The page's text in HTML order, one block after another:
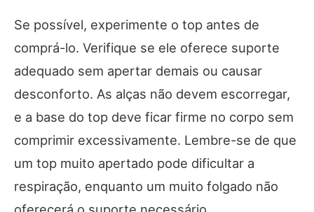
Se possível, experimente o top antes de
comprá-lo. Verifique se ele oferece suporte
adequado sem apertar demais ou causar
desconforto. As alças não devem escorregar,
e a base do top deve ficar firme no corpo sem
comprimir excessivamente. Lembre-se de que
um top muito apertado pode dificultar a
respiração, enquanto um muito folgado não